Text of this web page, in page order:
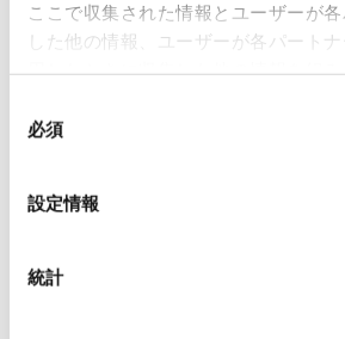
ここで収集された情報とユーザーが
した他の情報、ユーザーが各パート
ッキーに同意したことになります。
必須
設定情報
統計